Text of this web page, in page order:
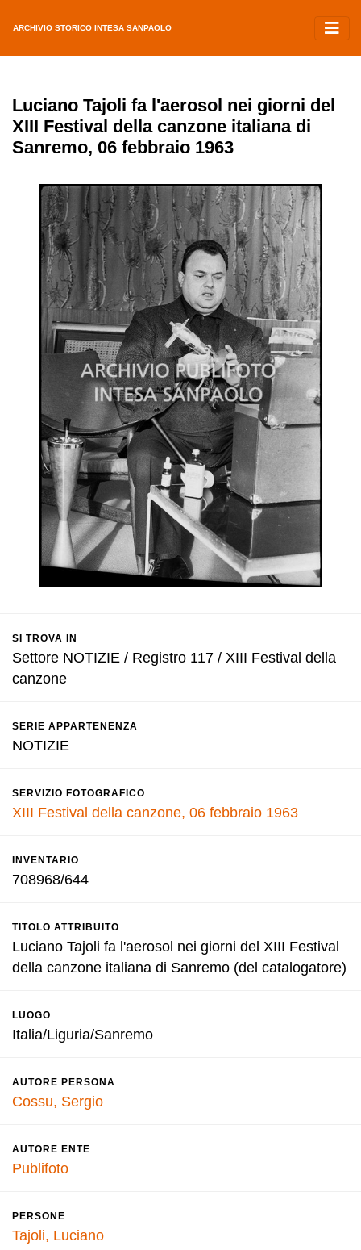
ARCHIVIO STORICO INTESA SANPAOLO
Luciano Tajoli fa l'aerosol nei giorni del
XIII Festival della canzone italiana di
Sanremo, 06 febbraio 1963
SI TROVA IN
Settore NOTIZIE / Registro 117 / XIII Festival della
canzone
SERIE APPARTENENZA
NOTIZIE
SERVIZIO FOTOGRAFICO
XIII Festival della canzone, 06 febbraio 1963
INVENTARIO
708968/644
TITOLO ATTRIBUITO
Luciano Tajoli fa l'aerosol nei giorni del XIII Festival
della canzone italiana di Sanremo (del catalogatore)
LUOGO
Italia/Liguria/Sanremo
AUTORE PERSONA
Cossu, Sergio
AUTORE ENTE
Publifoto
PERSONE
Tajoli, Luciano